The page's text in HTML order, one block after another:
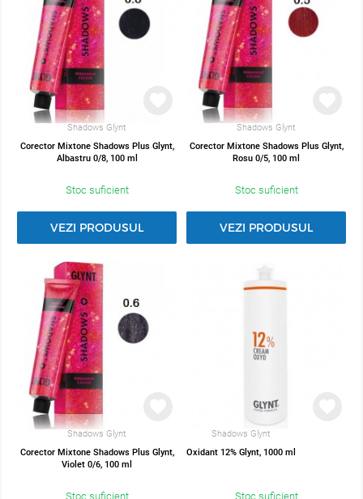
Shadows Glynt
Corector Mixtone Shadows Plus Glynt,
Albastru 0/8, 100 ml
Stoc suficient
VEZI PRODUSUL
Shadows Glynt
Corector Mixtone Shadows Plus Glynt,
Rosu 0/5, 100 ml
Stoc suficient
VEZI PRODUSUL
Shadows Glynt
Corector Mixtone Shadows Plus Glynt,
Violet 0/6, 100 ml
Stoc suficient
Shadows Glynt
Oxidant 12% Glynt, 1000 ml
Stoc suficient